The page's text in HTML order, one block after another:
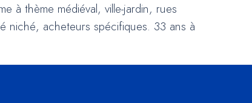
pages sont
à thème médiéval, ville-jardin, rues
niché, acheteurs spécifiques. 33 ans à